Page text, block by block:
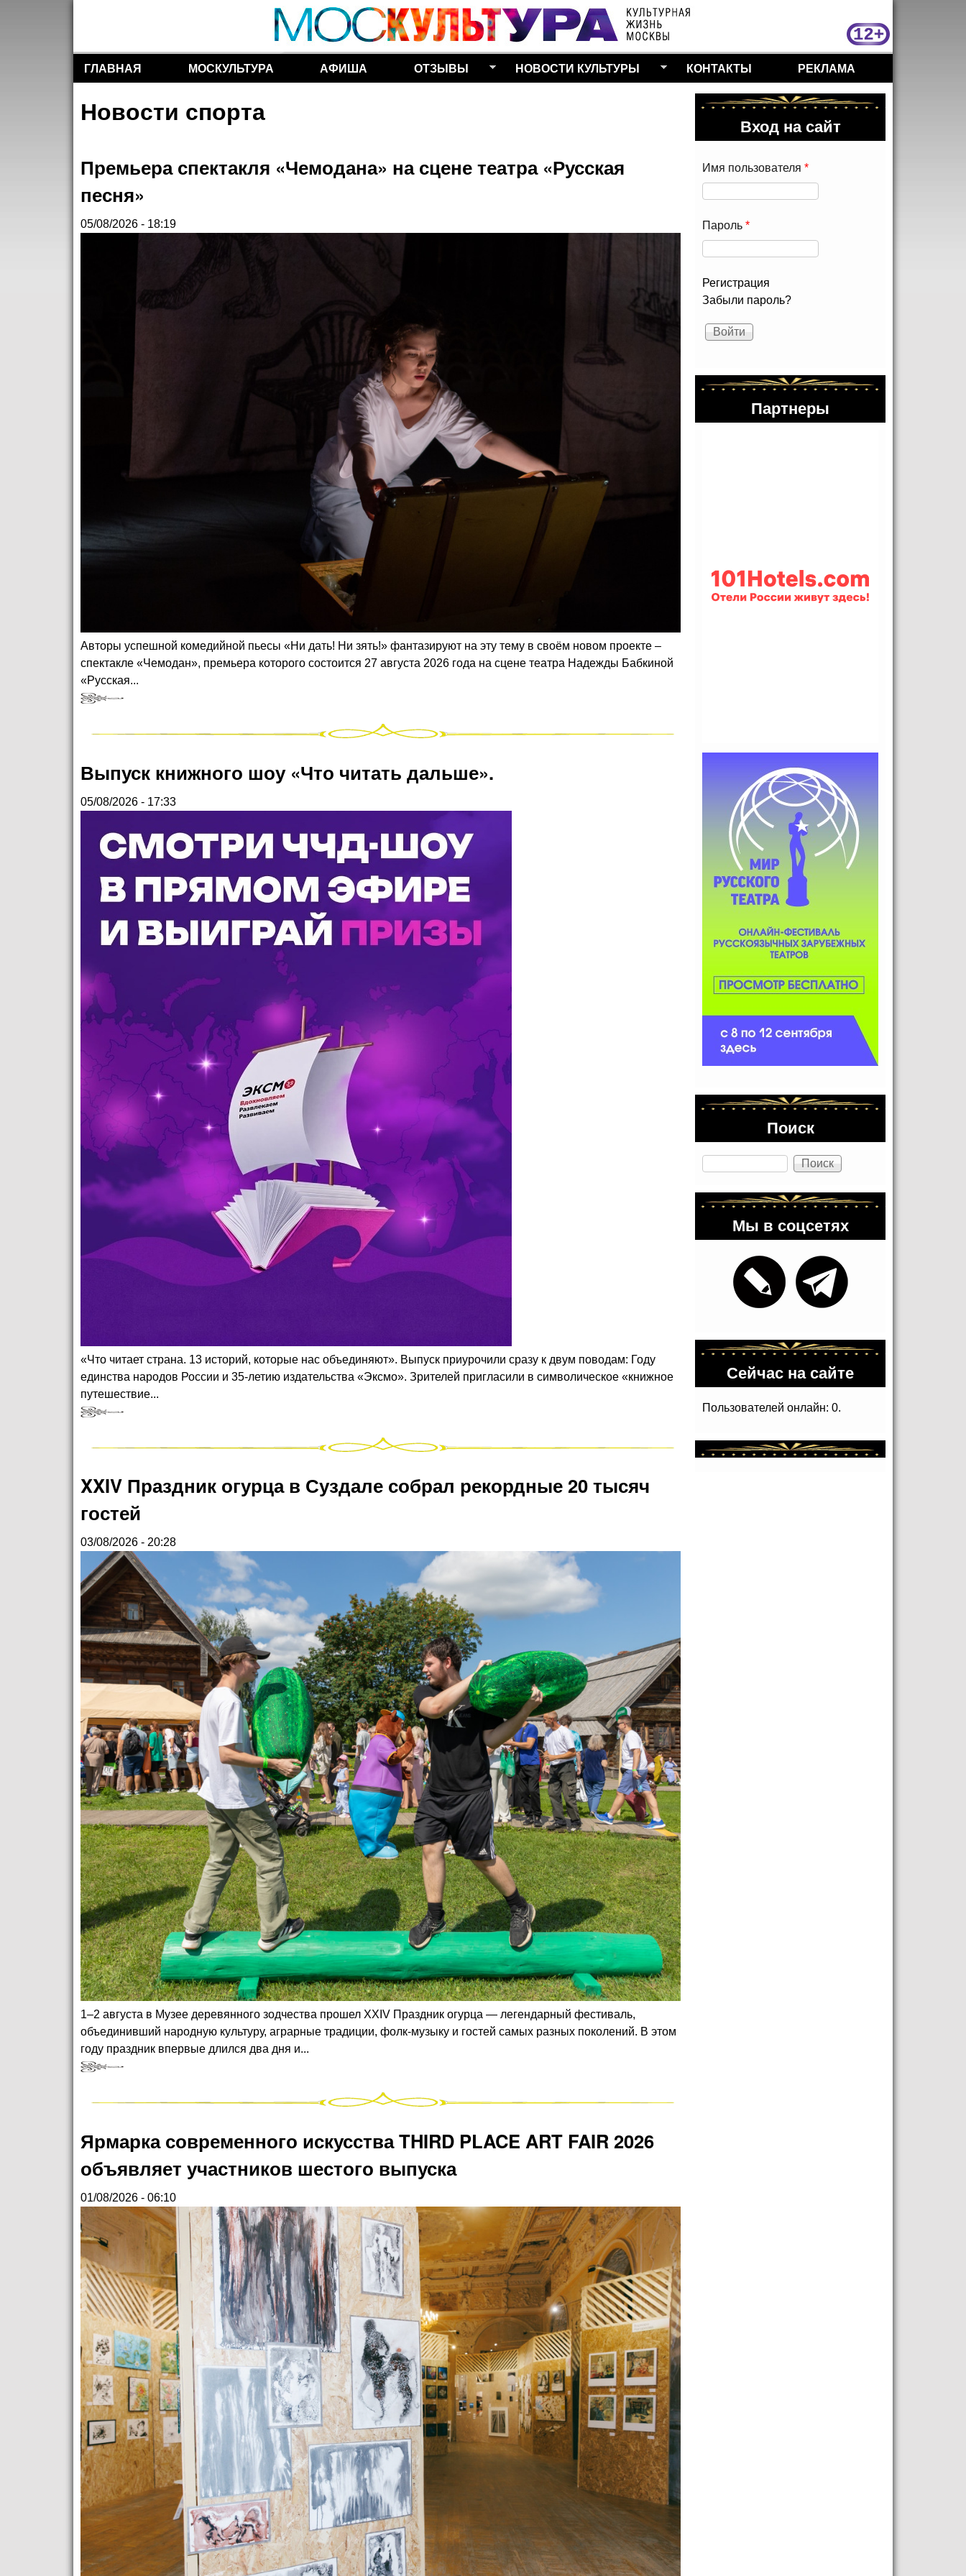
Перейти к основному
содержанию
Разделы сайта
ГЛАВНАЯ МОСКУЛЬТУРА АФИША ОТЗЫВЫ НОВОСТИ КУЛЬТУРЫ КОНТАКТЫ РЕКЛАМА
Новости спорта
Премьера спектакля «Чемодана» на сцене театра «Русская
песня»
05/08/2026 - 18:19
Авторы успешной комедийной пьесы «Ни дать! Ни зять!» фантазируют на эту тему в своём новом проекте –
спектакле «Чемодан», премьера которого состоится 27 августа 2026 года на сцене театра Надежды Бабкиной
«Русская...
Выпуск книжного шоу «Что читать дальше».
05/08/2026 - 17:33
«Что читает страна. 13 историй, которые нас объединяют». Выпуск приурочили сразу к двум поводам: Году
единства народов России и 35-летию издательства «Эксмо». Зрителей пригласили в символическое «книжное
путешествие...
XXIV Праздник огурца в Суздале собрал рекордные 20 тысяч
гостей
03/08/2026 - 20:28
1–2 августа в Музее деревянного зодчества прошел XXIV Праздник огурца — легендарный фестиваль,
объединивший народную культуру, аграрные традиции, фолк-музыку и гостей самых разных поколений. В этом
году праздник впервые длился два дня и...
Ярмарка современного искусства THIRD PLACE ART FAIR 2026
объявляет участников шестого выпуска
01/08/2026 - 06:10
Вход на сайт
Имя пользователя *
Пароль *
Регистрация
Забыли пароль?
Партнеры
Поиск
Поиск
Мы в соцсетях
Сейчас на сайте
Пользователей онлайн: 0.